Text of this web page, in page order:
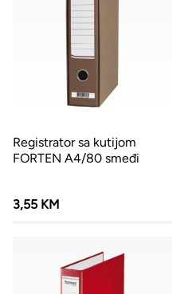
Registrator sa kutijom
FORTEN A4/80 smeđi
3,55 KM